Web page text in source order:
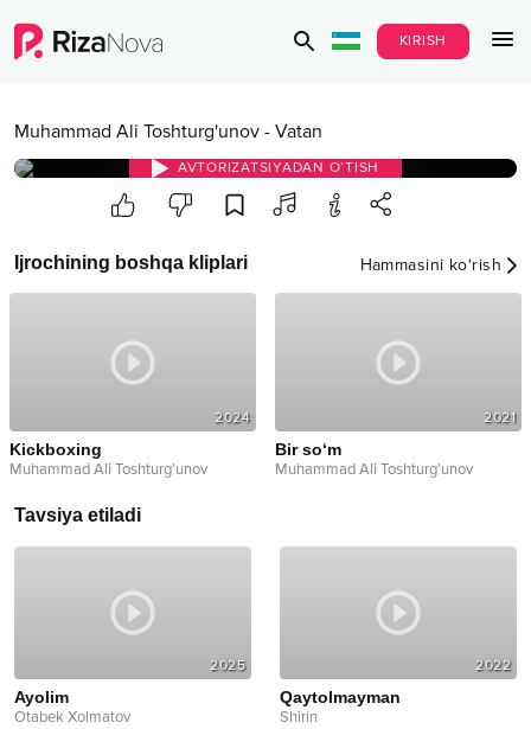
KIRISH
Muhammad Ali Toshturg'unov - Vatan
AVTORIZATSIYADAN O‘TISH
Ijrochining boshqa kliplari Hammasini ko‘rish
2024
Kickboxing
Muhammad Ali Toshturg'unov
2021
Bir so‘m
Muhammad Ali Toshturg'unov
Tavsiya etiladi
2025
Ayolim
Otabek Xolmatov
2022
Qaytolmayman
Shirin